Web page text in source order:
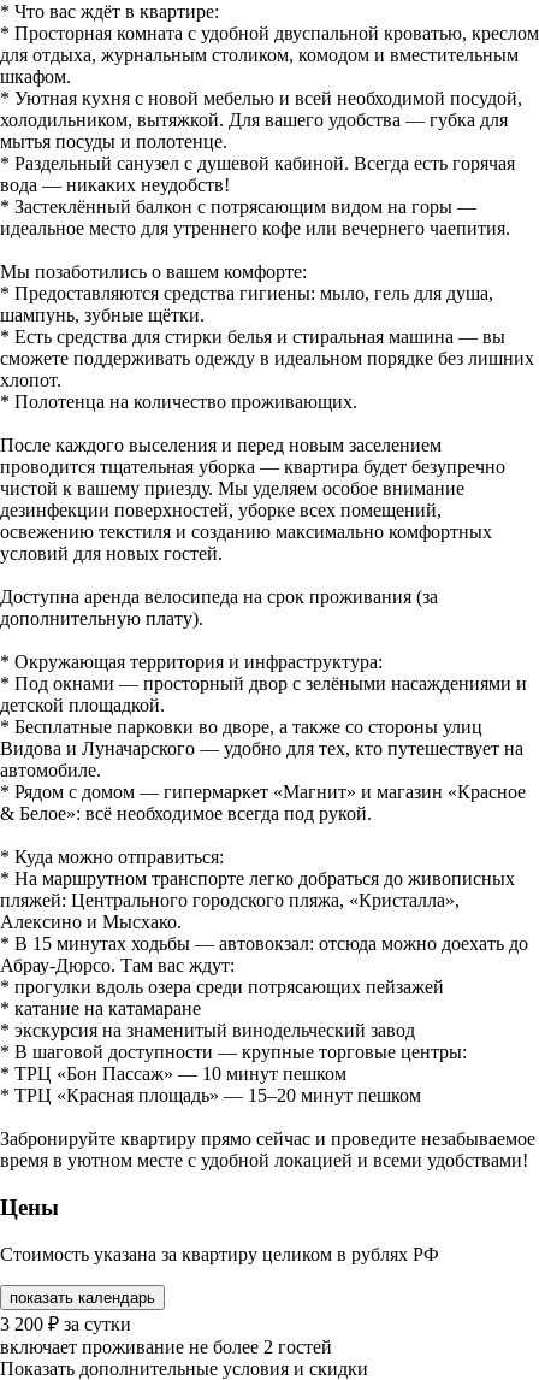
* Что вас ждёт в квартире:
* Просторная комната с удобной двуспальной кроватью, креслом
для отдыха, журнальным столиком, комодом и вместительным
шкафом.
* Уютная кухня с новой мебелью и всей необходимой посудой,
холодильником, вытяжкой. Для вашего удобства — губка для
мытья посуды и полотенце.
* Раздельный санузел с душевой кабиной. Всегда есть горячая
вода — никаких неудобств!
* Застеклённый балкон с потрясающим видом на горы —
идеальное место для утреннего кофе или вечернего чаепития.
Мы позаботились о вашем комфорте:
* Предоставляются средства гигиены: мыло, гель для душа,
шампунь, зубные щётки.
* Есть средства для стирки белья и стиральная машина — вы
сможете поддерживать одежду в идеальном порядке без лишних
хлопот.
* Полотенца на количество проживающих.
После каждого выселения и перед новым заселением
проводится тщательная уборка — квартира будет безупречно
чистой к вашему приезду. Мы уделяем особое внимание
дезинфекции поверхностей, уборке всех помещений,
освежению текстиля и созданию максимально комфортных
условий для новых гостей.
Доступна аренда велосипеда на срок проживания (за
дополнительную плату).
* Окружающая территория и инфраструктура:
* Под окнами — просторный двор с зелёными насаждениями и
детской площадкой.
* Бесплатные парковки во дворе, а также со стороны улиц
Видова и Луначарского — удобно для тех, кто путешествует на
автомобиле.
* Рядом с домом — гипермаркет «Магнит» и магазин «Красное
& Белое»: всё необходимое всегда под рукой.
* Куда можно отправиться:
* На маршрутном транспорте легко добраться до живописных
пляжей: Центрального городского пляжа, «Кристалла»,
Алексино и Мысхако.
* В 15 минутах ходьбы — автовокзал: отсюда можно доехать до
Абрау-Дюрсо. Там вас ждут:
* прогулки вдоль озера среди потрясающих пейзажей
* катание на катамаране
* экскурсия на знаменитый винодельческий завод
* В шаговой доступности — крупные торговые центры:
* ТРЦ «Бон Пассаж» — 10 минут пешком
* ТРЦ «Красная площадь» — 15–20 минут пешком
Забронируйте квартиру прямо сейчас и проведите незабываемое
время в уютном месте с удобной локацией и всеми удобствами!
Цены
Стоимость указана за квартиру целиком в рублях РФ
показать календарь
3 200 ₽ за сутки
включает проживание не более 2 гостей
Показать дополнительные условия и скидки